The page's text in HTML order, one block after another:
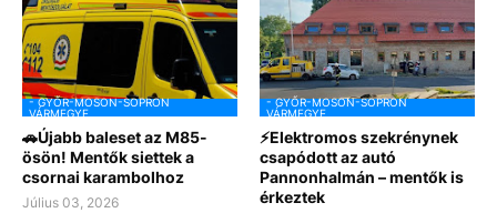
- GYŐR-MOSON-SOPRON
VÁRMEGYE
🚗Újabb baleset az M85-
ösön! Mentők siettek a
csornai karambolhoz
Július 03, 2026
- GYŐR-MOSON-SOPRON
VÁRMEGYE
⚡Elektromos szekrénynek
csapódott az autó
Pannonhalmán – mentők is
érkeztek